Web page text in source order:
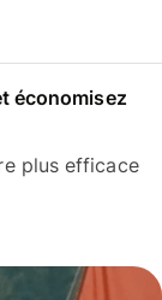
économisez
plus efficace